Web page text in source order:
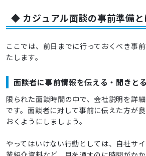
◆ カジュアル面談の事前準備と
ここでは、前日までに行っておくべき事
たします。
面談者に事前情報を伝える・聞きとる
限られた面談時間の中で、会社説明を詳
です。面談者に対して事前に伝えた方が
おくようにしましょう。
やってはいけない行動としては、自社サ